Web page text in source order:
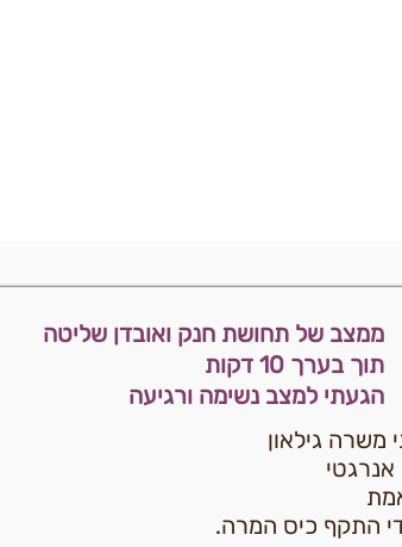
ממצב של תחושת חנק ואובדן שליטה
תוך בערך 10 דקות
הגעתי למצב נשימה ורגיעה
משרה גילאון
אנרגטי
התקף כיס המרה.